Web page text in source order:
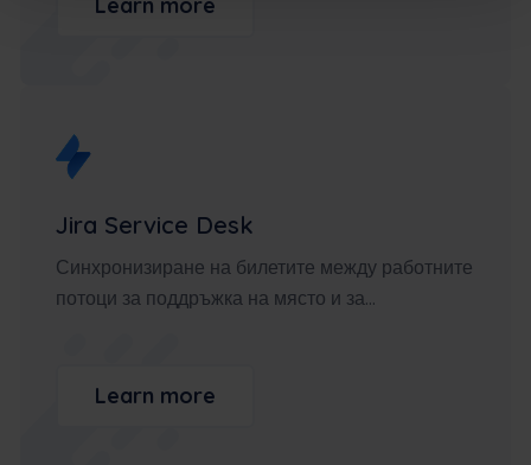
Jira Service Desk
Синхронизиране на билетите между работните
потоци за поддръжка на място и за...
Learn more